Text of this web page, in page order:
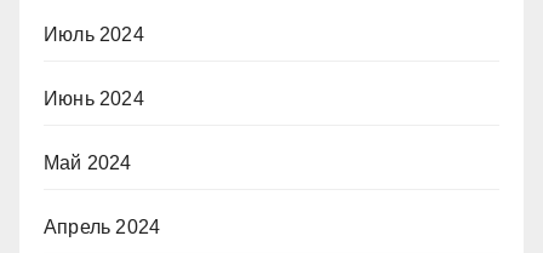
Июль 2024
Июнь 2024
Май 2024
Апрель 2024